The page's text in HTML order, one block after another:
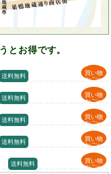
とお得です。
買い物
かごへ
送料無料
買い物
かごへ
送料無料
買い物
かごへ
送料無料
買い物
かごへ
送料無料
買い物
かごへ
送料無料